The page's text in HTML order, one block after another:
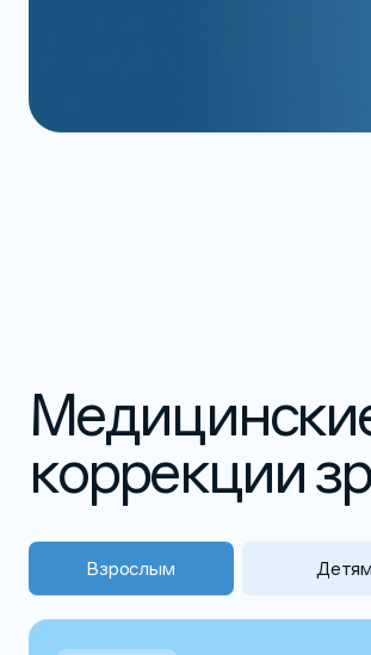
коррекции
Взрослым Детям